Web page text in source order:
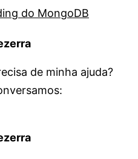
do MongoDB
de minha ajuda?